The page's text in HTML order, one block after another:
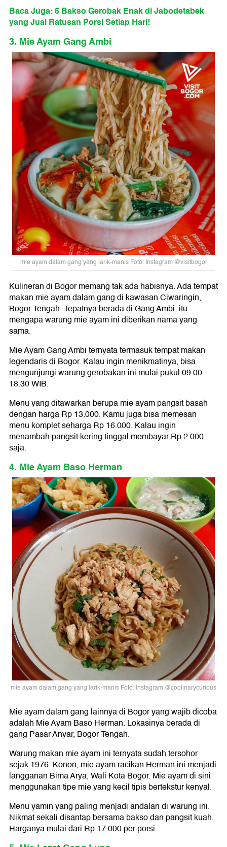
Baca Juga: 5 Bakso Gerobak Enak di Jabodetabek
yang Jual Ratusan Porsi Setiap Hari!
3. Mie Ayam Gang Ambi
mie ayam dalam gang yang larik-manis Foto: Instagram @visitbogor
Kulineran di Bogor memang tak ada habisnya. Ada tempat
makan mie ayam dalam gang di kawasan Ciwaringin,
Bogor Tengah. Tepatnya berada di Gang Ambi, itu
mengapa warung mie ayam ini diberikan nama yang
sama.
Mie Ayam Gang Ambi ternyata termasuk tempat makan
legendaris di Bogor. Kalau ingin menikmatinya, bisa
mengunjungi warung gerobakan ini mulai pukul 09.00 -
18.30 WIB.
Menu yang ditawarkan berupa mie ayam pangsit basah
dengan harga Rp 13.000. Kamu juga bisa memesan
menu komplet seharga Rp 16.000. Kalau ingin
menambah pangsit kering tinggal membayar Rp 2.000
saja.
4. Mie Ayam Baso Herman
mie ayam dalam gang yang larik-manis Foto: Instagram @coolinarycurious
Mie ayam dalam gang lainnya di Bogor yang wajib dicoba
adalah Mie Ayam Baso Herman. Lokasinya berada di
gang Pasar Anyar, Bogor Tengah.
Warung makan mie ayam ini ternyata sudah tersohor
sejak 1976. Konon, mie ayam racikan Herman ini menjadi
langganan Bima Arya, Wali Kota Bogor. Mie ayam di sini
menggunakan tipe mie yang kecil tipis bertekstur kenyal.
Menu yamin yang paling menjadi andalan di warung ini.
Nikmat sekali disantap bersama bakso dan pangsit kuah.
Harganya mulai dari Rp 17.000 per porsi.